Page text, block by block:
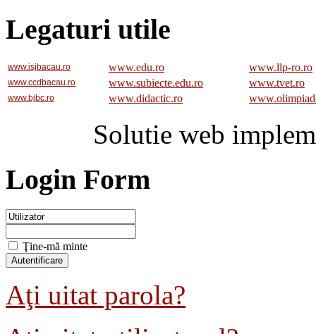
Legaturi utile
www.isjbacau.ro www.edu.ro www.llp-ro.ro
www.ccdbacau.ro www.subiecte.edu.ro www.tvet.ro
www.bjbc.ro www.didactic.ro
Solutie web
Login Form
Ţine-mă minte
Aţi uitat parola?